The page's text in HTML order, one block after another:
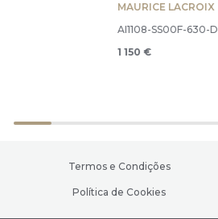
MAURICE LACROIX
AI1108-SS00F-630-D
1 150 €
Termos e Condições
Política de Cookies